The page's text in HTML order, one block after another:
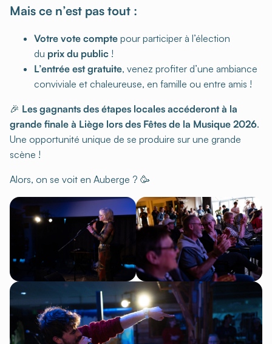
Mais ce n’est pas tout :
Votre vote compte pour participer à l’élection
du prix du public !
L’entrée est gratuite, venez profiter d’une ambiance
conviviale et chaleureuse, en famille ou entre amis !
🎉 Les gagnants des étapes locales accéderont à la
grande finale à Liège lors des Fêtes de la Musique 2026.
Une opportunité unique de se produire sur une grande
scène !
Alors, on se voit en Auberge ? 🥳